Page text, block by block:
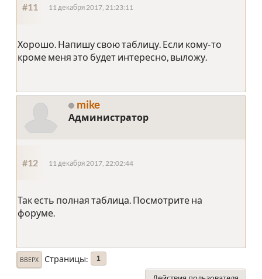
#11 11 декабря 2017, 21:23:11
Хорошо. Напишу свою таблицу. Если кому-то
кроме меня это будет интересно, выложу.
mike
Администратор
#12 11 декабря 2017, 22:02:44
Так есть полная таблица. Посмотрите на
форуме.
ВВЕРХ Страницы 1